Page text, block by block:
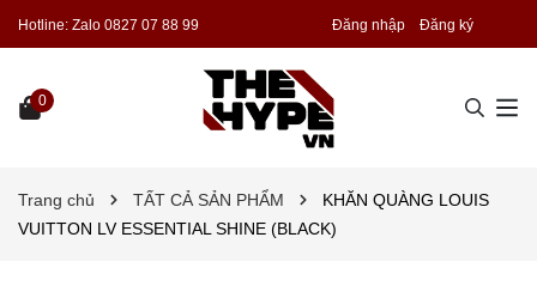
Hotline: Zalo 0827 07 88 99 Đăng nhập Đăng ký
0
Trang chủ TẤT CẢ SẢN PHẨM
KHĂN QUÀNG LOUIS
VUITTON LV ESSENTIAL SHINE (BLACK)